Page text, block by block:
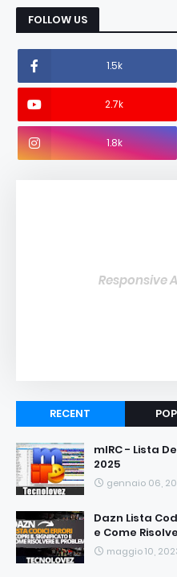
FOLLOW US
1.5k
2.7k
1.8k
Responsive
RECENT
mIRC - Lista
2025
gennaio 06,
Dazn Lista
e Come
maggio 10,